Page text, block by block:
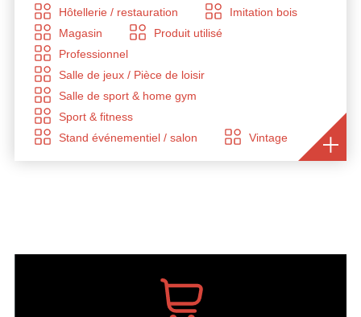
Hôtellerie / restauration
Imitation bois
Magasin
Produit utilisé
Professionnel
Salle de jeux / Pièce de loisir
Salle de sport & home gym
Sport & fitness
Stand événementiel / salon
Vintage